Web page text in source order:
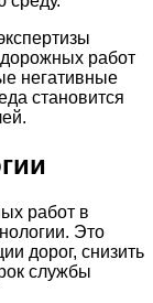
дорожных работ
негативные
становится
работ в
Это
дорог, снизить
службы